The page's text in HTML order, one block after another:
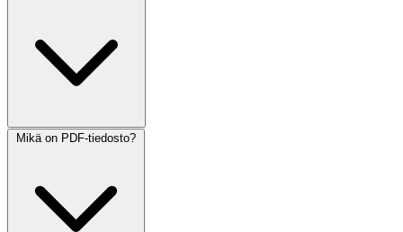
Mikä on PDF-tiedosto?